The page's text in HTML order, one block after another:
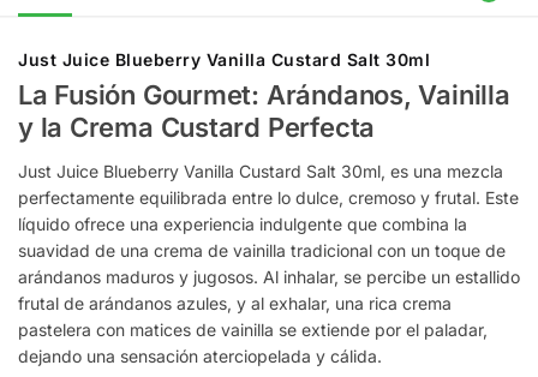
Just Juice Blueberry Vanilla Custard Salt 30ml
La Fusión Gourmet: Arándanos, Vainilla
y la Crema Custard Perfecta
Just Juice Blueberry Vanilla Custard Salt 30ml, es una mezcla
perfectamente equilibrada entre lo dulce, cremoso y frutal. Este
líquido ofrece una experiencia indulgente que combina la
suavidad de una crema de vainilla tradicional con un toque de
arándanos maduros y jugosos. Al inhalar, se percibe un estallido
frutal de arándanos azules, y al exhalar, una rica crema
pastelera con matices de vainilla se extiende por el paladar,
dejando una sensación aterciopelada y cálida.